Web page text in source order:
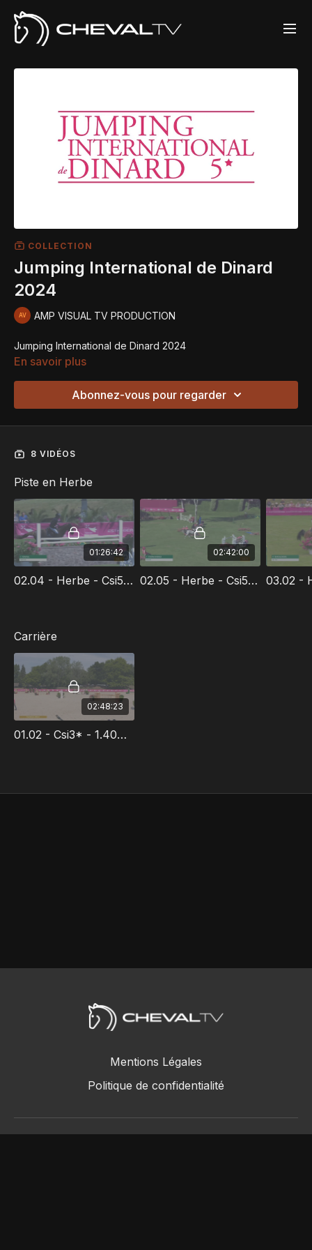
COLLECTION
Jumping International de Dinard
2024
AMP VISUAL TV PRODUCTION
Jumping International de Dinard 2024
En savoir plus
Abonnez-vous pour regarder
8 VIDÉOS
Piste en Herbe
01:26:42
02.04 - Herbe - Csi5* 1.45m - Prix Cordon Group - Jumping International De Dinard 2024
02:42:00
02.05 - Herbe - Csi5* 1.55m - Prix Mars & Co - Jumping International De Dinard 2024
Carrière
02:48:23
01.02 - Csi3* - 1.40m Prix Yneia - Jumping International De Dinard 2024
Mentions Légales
Politique de confidentialité